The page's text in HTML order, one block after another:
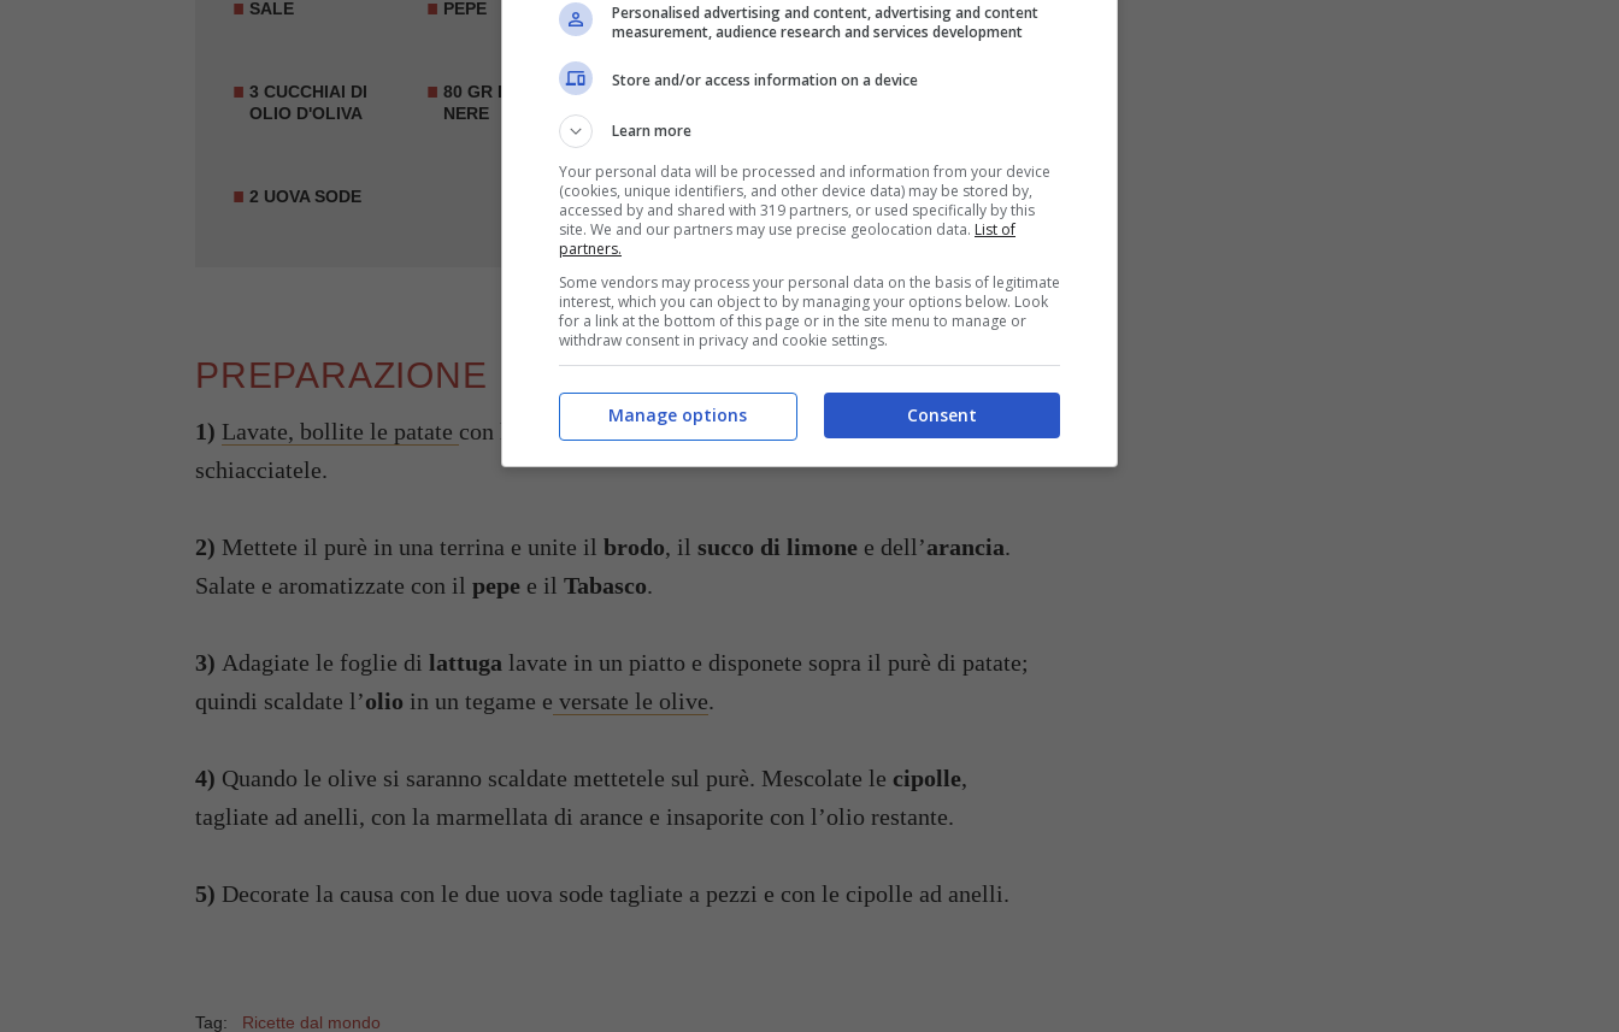
SALE PEPE
5 GOCCE DI
TABASCO
2 FOGLIE DI
LATTUGA
3 CUCCHIAI DI
OLIO D'OLIVA
80 GR DI OLIVE
NERE
2 CIPOLLE
1 CUCCHAIIO DI
2 UOVA SODE
PREPARAZIONE
1) Lavate, bollite le patate con la buccia per mezz’ora; fatele intiepidire, pelatele e
schiacciatele.
2) Mettete il purè in una terrina e unite il brodo, il succo di limone e dell’arancia.
Salate e aromatizzate con il pepe e il Tabasco.
3) Adagiate le foglie di lattuga lavate in un piatto e disponete sopra il purè di patate;
quindi scaldate l’olio in un tegame e versate le olive.
4) Quando le olive si saranno scaldate mettetele sul purè. Mescolate le cipolle,
tagliate ad anelli, con la marmellata di arance e insaporite con l’olio restante.
5) Decorate la causa con le due uova sode tagliate a pezzi e con le cipolle ad anelli.
Tag: Ricette dal mondo
Personalised advertising and content, advertising and content
measurement, audience research and services development
Store and/or access information on a device
Learn more
Your personal data will be processed and information from your device
(cookies, unique identifiers, and other device data) may be stored by,
accessed by and shared with 319 partners, or used specifically by this
site. We and our partners may use precise geolocation data. List of
partners.
Some vendors may process your personal data on the basis of legitimate
interest, which you can object to by managing your options below. Look
for a link at the bottom of this page or in the site menu to manage or
withdraw consent in privacy and cookie settings.
Consent
Manage options